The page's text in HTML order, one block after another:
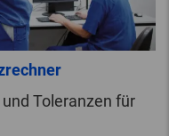
Toleranzen für